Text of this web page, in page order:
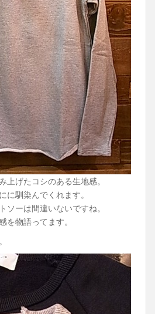
上げたコシのある生地感。
に馴染んでくれます。
ソーは間違いないですね。
を物語ってます。